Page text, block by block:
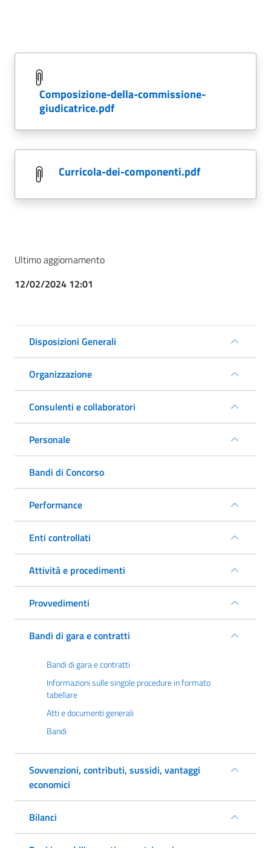
composizione-della-commissione-
giudicatrice.pdf
curricola-dei-componenti.pdf
Ultimo aggiornamento
12/02/2024 12:01
Disposizioni Generali
Organizzazione
Consulenti e collaboratori
Personale
Bandi di Concorso
Performance
Enti controllati
Attività e procedimenti
Provvedimenti
Bandi di gara e contratti
Bandi di gara e contratti
Informazioni sulle singole procedure in formato
tabellare
Atti e documenti generali
Bandi
Sovvenzioni, contributi, sussidi, vantaggi
economici
Bilanci